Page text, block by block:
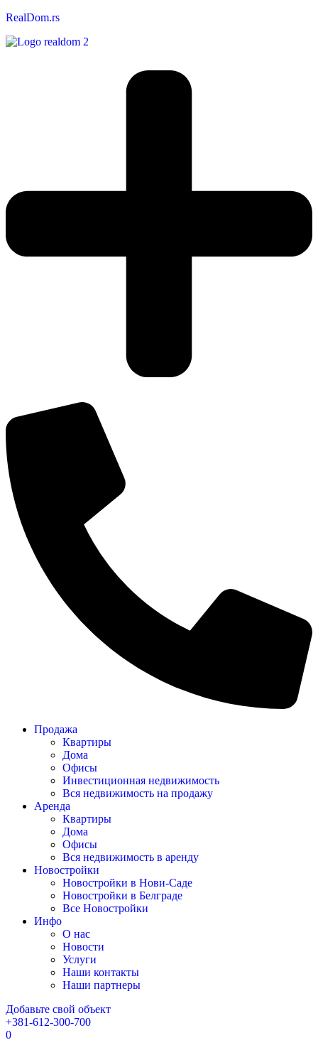
RealDom.rs
Продажа
Квартиры
Дома
Офисы
Инвестиционная недвижимость
Вся недвижимость на продажу
Аренда
Квартиры
Дома
Офисы
Вся недвижимость в аренду
Новостройки
Новостройки в Нови-Саде
Новостройки в Белграде
Все Новостройки
Инфо
О нас
Новости
Услуги
Наши контакты
Наши партнеры
Добавьте свой объект
+381-612-300-700
0